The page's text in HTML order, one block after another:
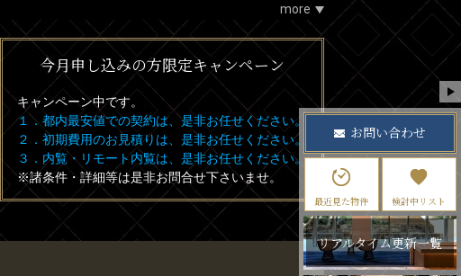
more
今月申し込みの方限定キャンペーン
キャンペーン中です。
１．都内最安値での契約は、是非お任せください。
２．初期費用のお見積りは、是非お任せください。
３．内覧・リモート内覧は、是非お任せください。
※諸条件・詳細等は是非お問合せ下さいませ。
お問い合わせ
最近見た物件 検討中リスト
リアルタイム更新一覧